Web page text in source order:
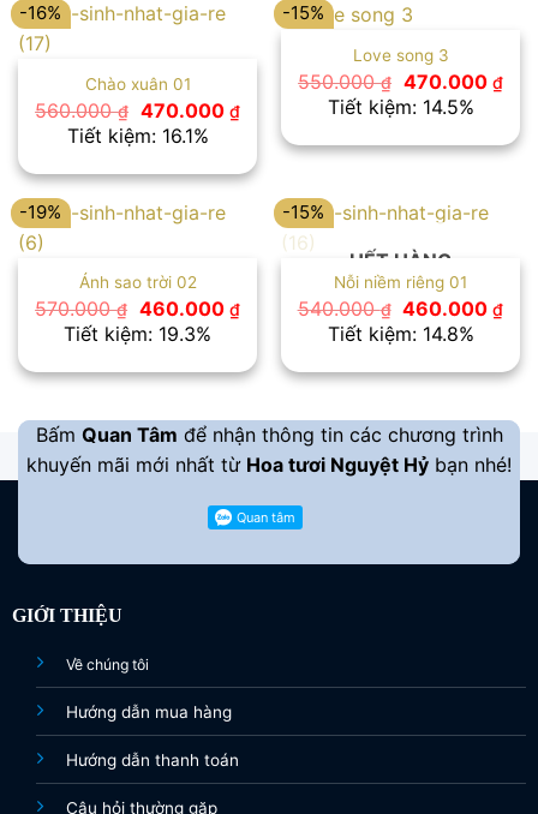
-16%
Chào xuân 01
560.000₫ Giá
gốc
là:
470.000 ₫Giá
hiện
là:
470.000 ₫.
Tiết kiệm: 16.1%
-15%
Love song 3
550.000₫ Giá
gốc
là:
470.000 ₫Giá
hiện
là:
Tiết kiệm: 14.5%
-19%
Ánh sao trời 02
570.000₫ Giá
gốc
là:
460.000 ₫Giá
hiện
là:
460.000 ₫.
Tiết kiệm: 19.3%
-15%
HẾT HÀNG
Nỗi niềm riêng 01
540.000₫ Giá
gốc
là:
460.000₫Giá
là:
Tiết kiệm: 14.8%
Bấm Quan Tâm để nhận thông tin các chương trình
khuyến mãi mới nhất từ Hoa tươi Nguyệt Hỷ bạn nhé!
GIỚI THIỆU
Về chúng tôi
Hướng dẫn mua hàng
Hướng dẫn thanh toán
Câu hỏi thường gặp